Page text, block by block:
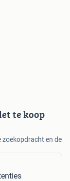
te koop
zoekopdracht en de